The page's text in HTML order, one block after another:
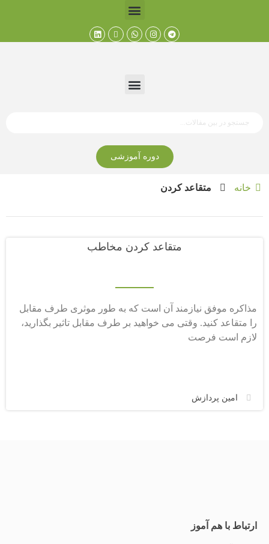
دوره آموزشی
خانه متقاعد کردن
متقاعد کردن مخاطب
مذاکره موفق نیازمند آن است که به طور موثری طرف مقابل
را متقاعد کنید. وقتی می خواهید بر طرف مقابل تاثیر بگذارید،
لازم است فرصت
امین پردازش
ارتباط با هم آموز